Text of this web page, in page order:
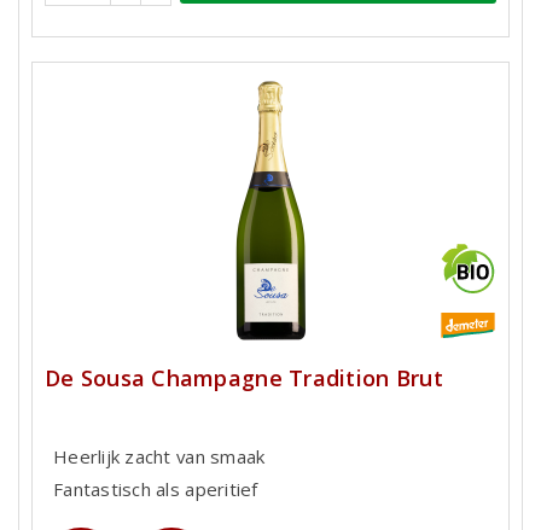
De Sousa Champagne Tradition Brut
Heerlijk zacht van smaak
Fantastisch als aperitief